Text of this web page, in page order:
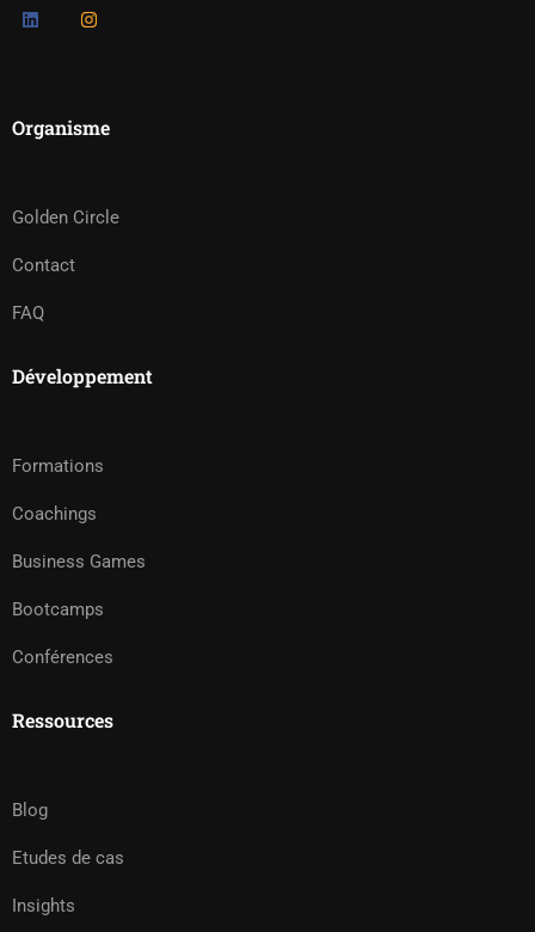
Organisme
Golden Circle
Contact
FAQ
Développement
Formations
Coachings
Business Games
Bootcamps
Conférences
Ressources
Blog
Etudes de cas
Insights